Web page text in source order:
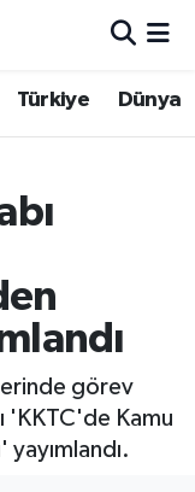
Türkiye Dünya
görev
'KKTC'de Kamu
yayımlandı.